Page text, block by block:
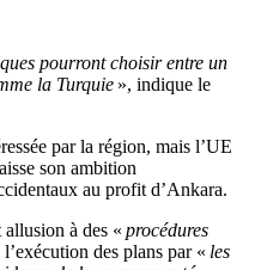
pourront choisir entre un
la Turquie », indique le
par la région, mais l’UE
son ambition
au profit d’Ankara.
à des « procédures
des plans par « les